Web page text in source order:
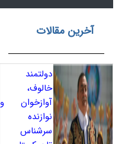
آخرین مقالات
دولتمند
خالوف،
آوازخوان و
نوازنده
سرشناس